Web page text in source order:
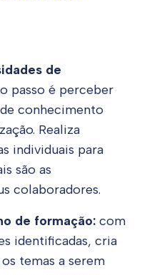
de
passo é perceber
conhecimento
Realiza
individuais para
são as
colaboradores.
de formação: com
identificadas, cria
temas a serem